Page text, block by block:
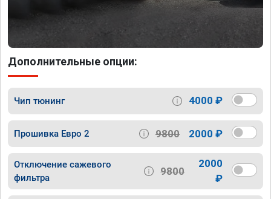
Дополнительные опции:
Чип тюнинг 4000 ₽
Прошивка Евро 2 9800 2000 ₽
Отключение сажевого
фильтра
9800
2000
₽